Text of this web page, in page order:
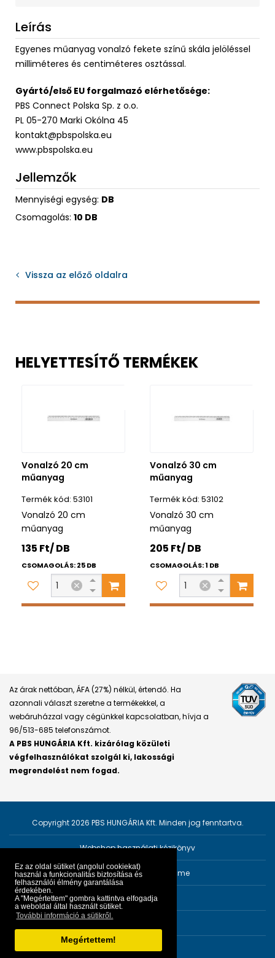
Ez az oldal sütiket (angolul cookiekat)
használ a funkcionalitás biztosítása és
felhasználói élmény garantálása
érdekében.
A "Megértettem" gombra kattintva elfogadja
a weboldal által használt sütiket.
További információ a sütikről.
Megértettem!
Leírás
Egyenes műanyag vonalzó fekete színű skála jelöléssel
milliméteres és centiméteres osztással.
Gyártó/első EU forgalmazó elérhetősége:
PBS Connect Polska Sp. z o.o.
PL 05-270 Marki Okólna 45
kontakt@pbspolska.eu
www.pbspolska.eu
Jellemzők
Mennyiségi egység: DB
Csomagolás: 10 DB
Vissza az előző oldalra
HELYETTESÍTŐ TERMÉKEK
Vonalzó 20 cm
műanyag
53101
Vonalzó 20 cm
műanyag
135 Ft/ DB
CSOMAGOLÁS: 25 DB
Vonalzó 30 cm
műanyag
53102
Vonalzó 30 cm
műanyag
205 Ft/ DB
CSOMAGOLÁS: 1 DB
Az árak nettóban, ÁFA (27%) nélkül, értendő. Ha
azonnali választ szeretne a termékekkel, a
webáruházzal vagy cégünkkel kapcsolatban, hívja a
96/513-685 telefonszámot.
A PBS HUNGÁRIA Kft. kizárólag közületi
végfelhasználókat szolgál ki, lakossági
megrendelést nem fogad.
Copyright 2026 PBS HUNGÁRIA Kft. Minden jog fenntartva.
Webshop használati kézikönyv
Személyes adatok védelme
Impresszum
Fejlesztő:PRGroup